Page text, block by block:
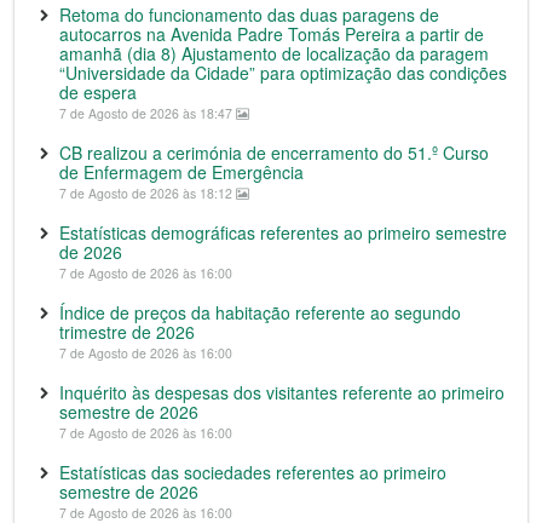
Retoma do funcionamento das duas paragens de
autocarros na Avenida Padre Tomás Pereira a partir de
amanhã (dia 8) Ajustamento de localização da paragem
“Universidade da Cidade” para optimização das condições
de espera
7 de Agosto de 2026 às 18:47
CB realizou a cerimónia de encerramento do 51.º Curso
de Enfermagem de Emergência
7 de Agosto de 2026 às 18:12
Estatísticas demográficas referentes ao primeiro semestre
de 2026
7 de Agosto de 2026 às 16:00
Índice de preços da habitação referente ao segundo
trimestre de 2026
7 de Agosto de 2026 às 16:00
Inquérito às despesas dos visitantes referente ao primeiro
semestre de 2026
7 de Agosto de 2026 às 16:00
Estatísticas das sociedades referentes ao primeiro
semestre de 2026
7 de Agosto de 2026 às 16:00